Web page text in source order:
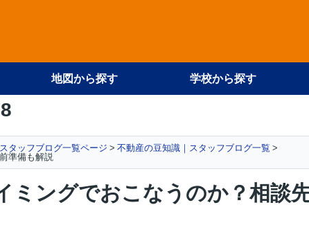
地図から探す 学校から探す
スタッフブログ一覧ページ
不動産の豆知識｜スタッフブログ一覧
準備も解説
ミングでおこなうのか？相談